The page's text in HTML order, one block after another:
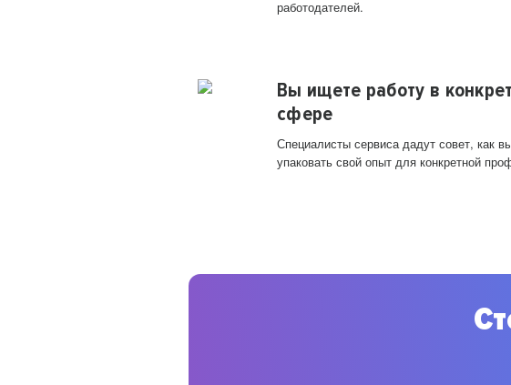
работодателей.
Вы ищете работу в
сфере
Специалисты сервиса дадут совет, как
упаковать свой опыт для конкретной